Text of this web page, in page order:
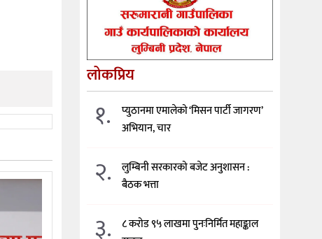
लोकप्रिय
१.
प्युठानमा एमालेको ‘मिसन पार्टी जागरण’
अभियान, चार
२.
लुम्बिनी सरकारको बजेट अनुशासन :
बैठक भत्ता
३.
८ करोड ९५ लाखमा पुनःनिर्मित महाङ्काल